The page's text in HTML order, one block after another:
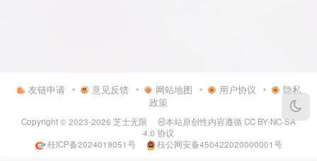
友链申请 意见反馈 网站地图 用户协议
隐私
政策
Copyright © 2023-2026 芝士无限 本站原创性内容遵循CC BY-NC-SA
4.0 协议
桂ICP备2024019051号
桂公网安备450422020000001号